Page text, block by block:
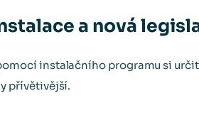
a nová
instalačního programu si
přívětivější.